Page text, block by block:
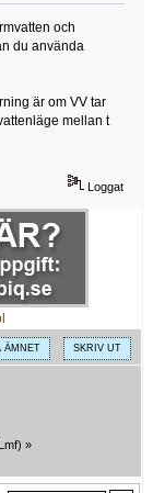
och
du använda
är om VV tar
mellan t
Loggat
ÄMNET SKRIV UT
Lmf) »